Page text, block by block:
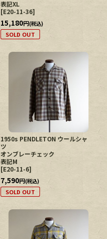
表記XL
[E20-11-36]
15,180円(税込)
SOLD OUT
1950s PENDLETON ウールシャ
ツ
オンブレーチェック
表記M
[E20-11-6]
7,590円(税込)
SOLD OUT